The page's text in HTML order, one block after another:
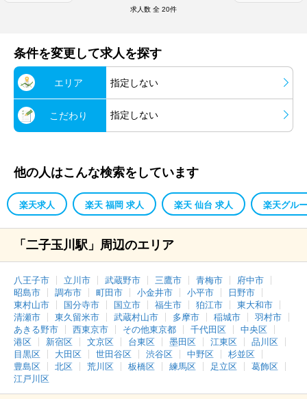
求人数 全 20件
条件を変更して求人を探す
エリア 指定しない
こだわり 指定しない
他の人はこんな検索をしています
楽天求人 楽天 福岡 求人 楽天 仙台 求人 楽天グル
「二子玉川駅」周辺のエリア
八王子市 立川市 武蔵野市 三鷹市 青梅市
府中市
昭島市
調布市 町田市 小金井市 小平市
日野市
東村山市
国分寺市 国立市 福生市 狛江市
東大和市
清瀬市
東久留米市 武蔵村山市 多摩市 稲城市
羽村市
あきる野市
西東京市 その他東京都 千代田区
中央区
港区
新宿区 文京区 台東区 墨田区 江東区
品川区
目黒区
大田区 世田谷区 渋谷区 中野区
杉並区
豊島区
北区 荒川区 板橋区 練馬区 足立区
葛飾区
江戸川区